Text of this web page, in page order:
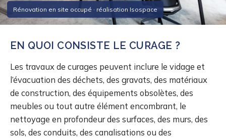
Rénovation en site occupé · réalisation Isospace
EN QUOI CONSISTE LE CURAGE ?
Les travaux de curages peuvent inclure le vidage et
l’évacuation des déchets, des gravats, des matériaux
de construction, des équipements obsolètes, des
meubles ou tout autre élément encombrant, le
nettoyage en profondeur des surfaces, des murs, des
sols, des conduits, des canalisations ou des